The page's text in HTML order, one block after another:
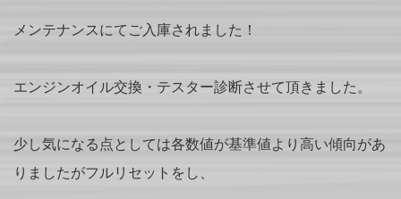
メンテナンスにてご入庫されました！
エンジンオイル交換・テスター診断させて頂きました。
少し気になる点としては各数値が基準値より高い傾向があ
りましたがフルリセットをし、